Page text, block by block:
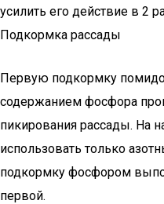
усилить его действие в 2
Подкормка рассады
Первую подкормку
содержанием фосфора
пикирования рассады. На
использовать только
подкормку фосфором
первой.